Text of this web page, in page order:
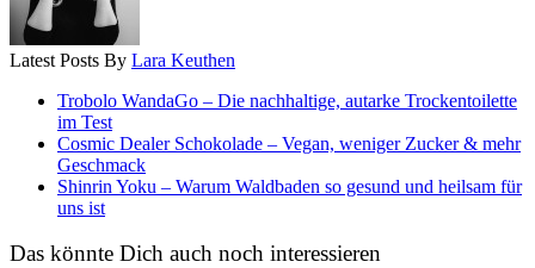
Latest Posts By Lara Keuthen
Trobolo WandaGo – Die nachhaltige, autarke Trockentoilette
im Test
Cosmic Dealer Schokolade – Vegan, weniger Zucker & mehr
Geschmack
Shinrin Yoku – Warum Waldbaden so gesund und heilsam für
uns ist
Das könnte Dich auch noch interessieren